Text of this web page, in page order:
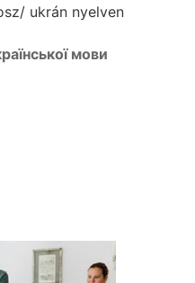
ukrán nyelven
мови